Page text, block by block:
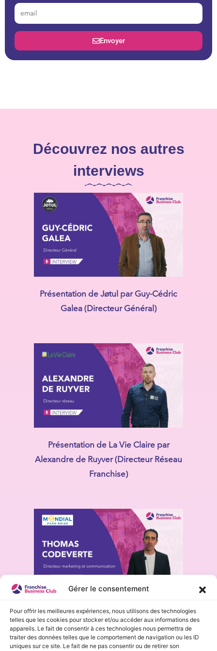
Gérer le consentement
Pour offrir les meilleures expériences, nous utilisons des technologies
telles que les cookies pour stocker et/ou accéder aux informations des
appareils. Le fait de consentir à ces technologies nous permettra de
traiter des données telles que le comportement de navigation ou les ID
uniques sur ce site. Le fait de ne pas consentir ou de retirer son
Envoyer
Découvrez nos autres
interviews
Présentation de Jøtul par Guy-Cédric
Galea (Directeur Général)
Présentation de La Vie Claire par
Alexandre de Ruyver (Directeur Réseau
Franchise)
Présentation de Mondial Pare-Brise par
Thomas Codeverte (Directeur
marketing / communication)